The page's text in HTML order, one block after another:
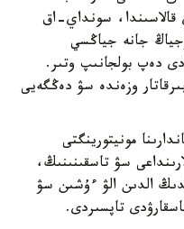
سونداي-اق
جانە جياڭسي
دەپ بولجانىپ وتىر.
وزەندە سۋ دەڭگەيى
مونيتورينگتى
سۋ تاسقىنىنىڭ،
الدىن الۋ ءۇشىن سۋ
تاپسىردى.